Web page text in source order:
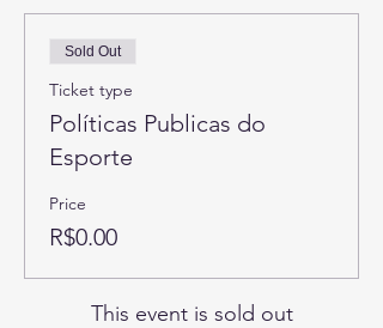
Sold Out
Ticket type
Políticas Publicas do
Esporte
Price
R$0.00
This event is sold out